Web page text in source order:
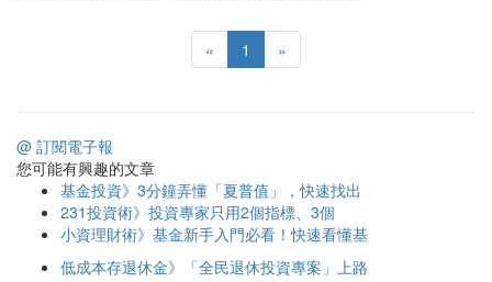
« 1 »
@ 訂閱電子報
您可能有興趣的文章
基金投資》3分鐘弄懂「夏普值」，快速找出
231投資術》投資專家只用2個指標、3個
小資理財術》基金新手入門必看！快速看懂基
低成本存退休金》「全民退休投資專案」上路